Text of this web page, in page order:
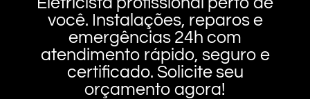
você. Instalações, reparos e
emergências 24h com
atendimento rápido, seguro e
certificado. Solicite seu
orçamento agora!